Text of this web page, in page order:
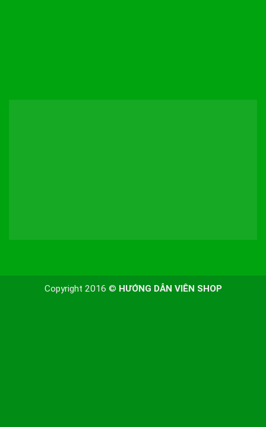
Copyright 2016 © HƯỚNG DẪN VIÊN SHOP